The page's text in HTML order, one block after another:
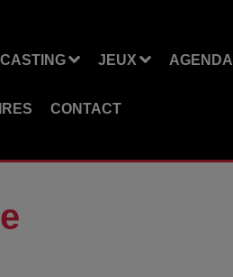
CASTING JEUX AGENDA
CONTACT